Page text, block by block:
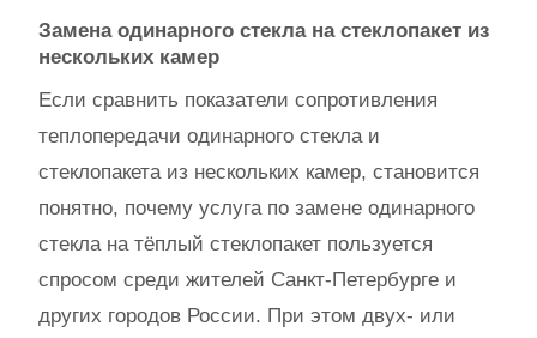
Замена одинарного стекла на стеклопакет из
нескольких камер
Если сравнить показатели сопротивления
теплопередачи одинарного стекла и
стеклопакета из нескольких камер, становится
понятно, почему услуга по замене одинарного
стекла на тёплый стеклопакет пользуется
спросом среди жителей Санкт-Петербурге и
других городов России. При этом двух- или